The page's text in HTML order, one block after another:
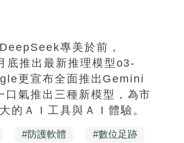
專美於前，
底推出最新推理模型o3-
更宣布全面推出Gemini
口氣推出三種新模型，為市
的ＡＩ工具與ＡＩ體驗。
#防護軟體 #數位足跡